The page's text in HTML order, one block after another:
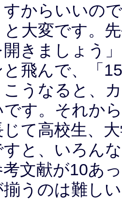
からいいの
大変です。
きましょう
飛んで、「
こうなると、
です。それか
じて高校生、
すと、いろん
考文献が10あ
うのは難し